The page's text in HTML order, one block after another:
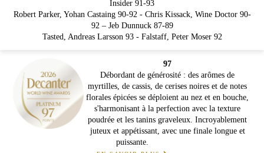
Insider 91-93
Robert Parker, Yohan Castaing 90-92 - Chris Kissack, Wine Doctor 90-
92 – Jeb Dunnuck 87-89
Tasted, Andreas Larsson 93 - Falstaff, Peter Moser 92
97
Débordant de générosité : des arômes de
myrtilles, de cassis, de cerises noires et de notes
florales épicées se déploient au nez et en bouche,
s'harmonisant à la perfection avec la texture
poudrée et les tanins graveleux. Incroyablement
juteux et appétissant, avec une finale longue et
puissante.